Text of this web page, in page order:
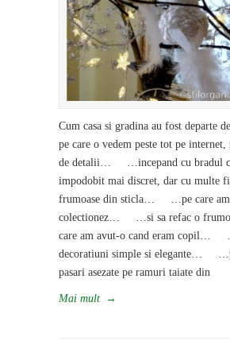
Cum casa si gradina au fost departe
pe care o vedem peste tot pe internet,
de detalii… …incepand cu bradul
impodobit mai discret, dar cu multe
frumoase din sticla… …pe care am
colectionez… …si sa refac o
care am avut-o cand eram copil…
decoratiuni simple si elegante…
pasari asezate pe ramuri taiate din
Mai mult →